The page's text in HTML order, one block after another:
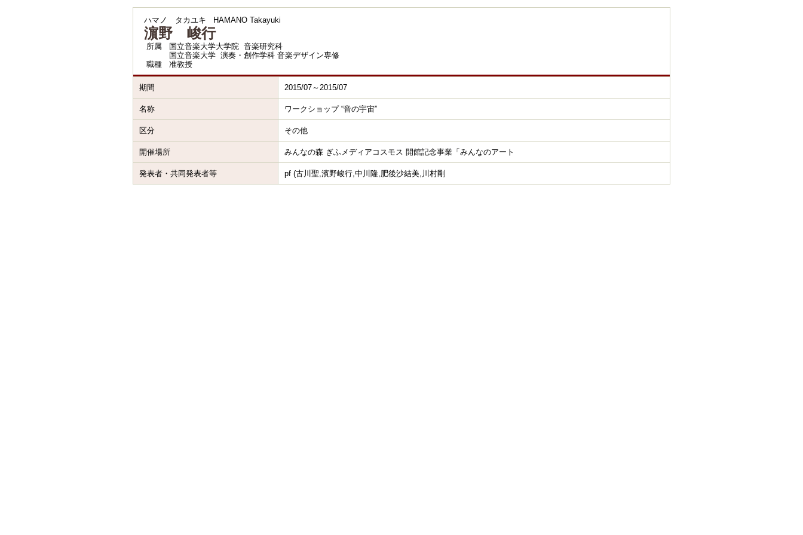
ハマノ タカユキ HAMANO Takayuki
濵野 峻行
所属
国立音楽大学大学院 音楽研究科
国立音楽大学 演奏・創作学科 音楽デザイン専修
職種
准教授
期間 2015/07～2015/07
名称 ワークショップ “音の宇宙”
区分 その他
開催場所 みんなの森 ぎふメディアコスモス 開館記念事業「みんなのアート
発表者・共同発表者等 pf (古川聖,濱野峻行,中川隆,肥後沙結美,川村剛